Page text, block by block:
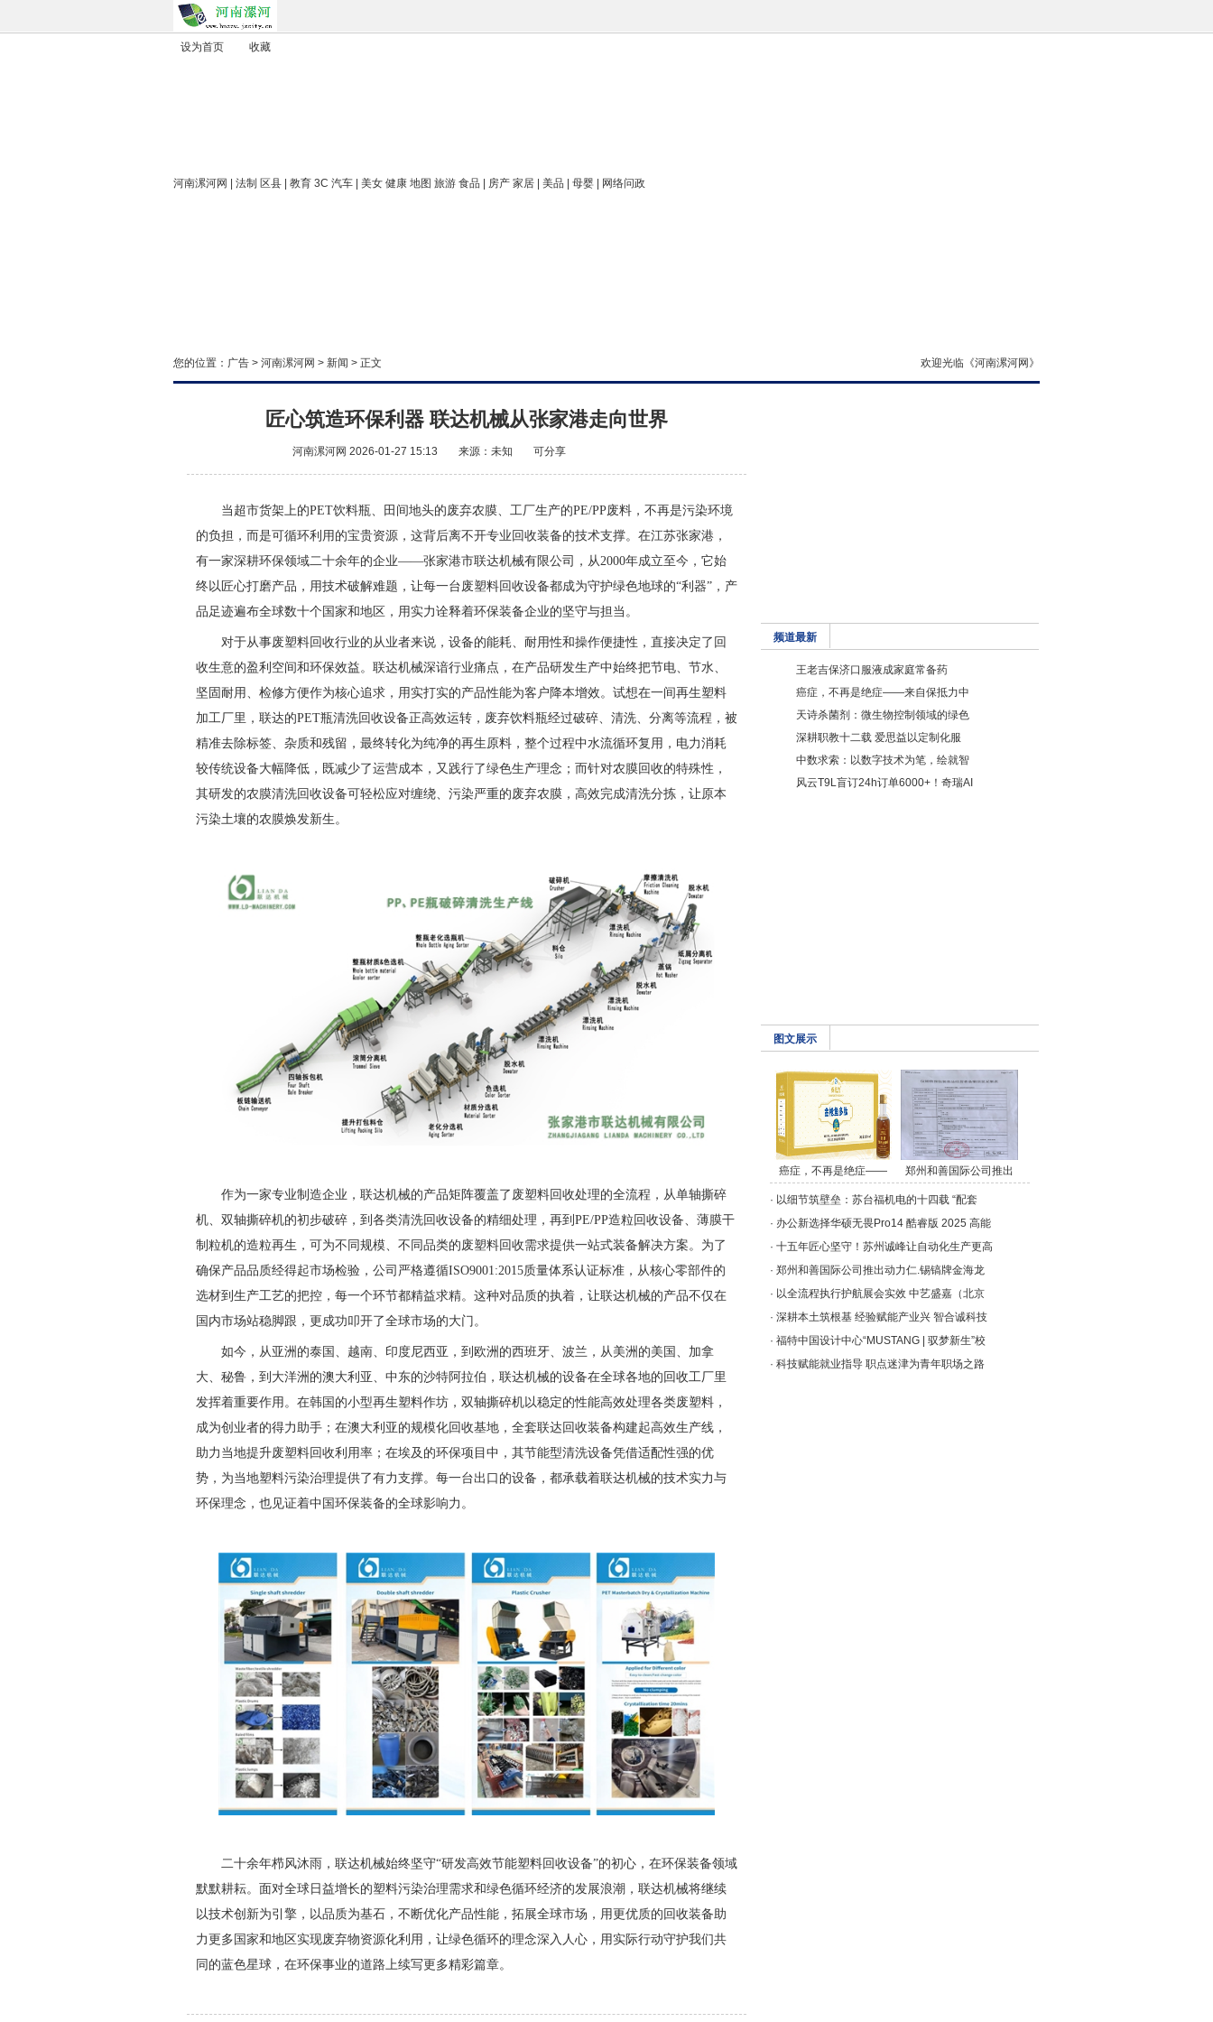
设为首页 收藏
河南漯河网 | 法制 区县 | 教育 3C 汽车 | 美女 健康 地图 旅游 食品 | 房产 家居 | 美品 | 母婴 | 网络问政
您的位置： 广告 > 河南漯河网 > 新闻 > 正文 欢迎光临《河南漯河网》
匠心筑造环保利器 联达机械从张家港走向世界
河南漯河网 2026-01-27 15:13 来源：未知 可分享
当超市货架上的PET饮料瓶、田间地头的废弃农膜、工厂生产的PE/PP废料，不再是污染环境
的负担，而是可循环利用的宝贵资源，这背后离不开专业回收装备的技术支撑。在江苏张家港，
有一家深耕环保领域二十余年的企业——张家港市联达机械有限公司，从2000年成立至今，它始
终以匠心打磨产品，用技术破解难题，让每一台废塑料回收设备都成为守护绿色地球的“利器”，产
品足迹遍布全球数十个国家和地区，用实力诠释着环保装备企业的坚守与担当。
对于从事废塑料回收行业的从业者来说，设备的能耗、耐用性和操作便捷性，直接决定了回
收生意的盈利空间和环保效益。联达机械深谙行业痛点，在产品研发生产中始终把节电、节水、
坚固耐用、检修方便作为核心追求，用实打实的产品性能为客户降本增效。试想在一间再生塑料
加工厂里，联达的PET瓶清洗回收设备正高效运转，废弃饮料瓶经过破碎、清洗、分离等流程，被
精准去除标签、杂质和残留，最终转化为纯净的再生原料，整个过程中水流循环复用，电力消耗
较传统设备大幅降低，既减少了运营成本，又践行了绿色生产理念；而针对农膜回收的特殊性，
其研发的农膜清洗回收设备可轻松应对缠绕、污染严重的废弃农膜，高效完成清洗分拣，让原本
污染土壤的农膜焕发新生。
作为一家专业制造企业，联达机械的产品矩阵覆盖了废塑料回收处理的全流程，从单轴撕碎
机、双轴撕碎机的初步破碎，到各类清洗回收设备的精细处理，再到PE/PP造粒回收设备、薄膜干
制粒机的造粒再生，可为不同规模、不同品类的废塑料回收需求提供一站式装备解决方案。为了
确保产品品质经得起市场检验，公司严格遵循ISO9001:2015质量体系认证标准，从核心零部件的
选材到生产工艺的把控，每一个环节都精益求精。这种对品质的执着，让联达机械的产品不仅在
国内市场站稳脚跟，更成功叩开了全球市场的大门。
如今，从亚洲的泰国、越南、印度尼西亚，到欧洲的西班牙、波兰，从美洲的美国、加拿
大、秘鲁，到大洋洲的澳大利亚、中东的沙特阿拉伯，联达机械的设备在全球各地的回收工厂里
发挥着重要作用。在韩国的小型再生塑料作坊，双轴撕碎机以稳定的性能高效处理各类废塑料，
成为创业者的得力助手；在澳大利亚的规模化回收基地，全套联达回收装备构建起高效生产线，
助力当地提升废塑料回收利用率；在埃及的环保项目中，其节能型清洗设备凭借适配性强的优
势，为当地塑料污染治理提供了有力支撑。每一台出口的设备，都承载着联达机械的技术实力与
环保理念，也见证着中国环保装备的全球影响力。
二十余年栉风沐雨，联达机械始终坚守“研发高效节能塑料回收设备”的初心，在环保装备领域
默默耕耘。面对全球日益增长的塑料污染治理需求和绿色循环经济的发展浪潮，联达机械将继续
以技术创新为引擎，以品质为基石，不断优化产品性能，拓展全球市场，用更优质的回收装备助
力更多国家和地区实现废弃物资源化利用，让绿色循环的理念深入人心，用实际行动守护我们共
同的蓝色星球，在环保事业的道路上续写更多精彩篇章。
频道最新
王老吉保济口服液成家庭常备药
癌症，不再是绝症——来自保抵力中
天诗杀菌剂：微生物控制领域的绿色
深耕职教十二载 爱思益以定制化服
中数求索：以数字技术为笔，绘就智
风云T9L盲订24h订单6000+！奇瑞AI
图文展示
癌症，不再是绝症—— 郑州和善国际公司推出
· 以细节筑壁垒：苏台福机电的十四载 “配套
· 办公新选择华硕无畏Pro14 酷睿版 2025 高能
· 十五年匠心坚守！苏州诚峰让自动化生产更高
· 郑州和善国际公司推出动力仁.锡镐牌金海龙
· 以全流程执行护航展会实效 中艺盛嘉（北京
· 深耕本土筑根基 经验赋能产业兴 智合诚科技
· 福特中国设计中心“MUSTANG | 驭梦新生”校
· 科技赋能就业指导 职点迷津为青年职场之路